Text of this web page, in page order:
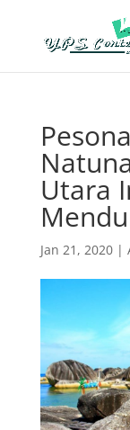
Utara
Jan 21, 2020|